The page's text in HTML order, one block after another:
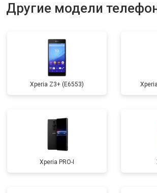
Другие модели
Xperia Z3+ (E6553)
Xperia PRO-I